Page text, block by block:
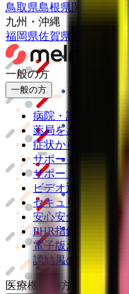
鳥取県島根県岡山県広島
九州・沖縄
福岡県佐賀県
一般の方
一般の方
病院・診療所をさが
薬局をさがす
症状からさがす
サポート
サポート環境
ビデオ通話の事前
セキュリティの取
安心安全への取り組
PHR指針に係るチ
電子版お薬手帳ガ
認結果の公表
医療機関の方